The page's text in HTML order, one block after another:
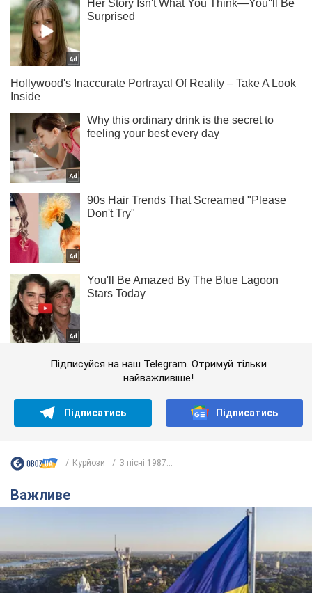
Підписуйся на наш Telegram. Отримуй тільки
найважливіше!
Підписатись Підписатись
Курйози З пісні 1987...
Важливе